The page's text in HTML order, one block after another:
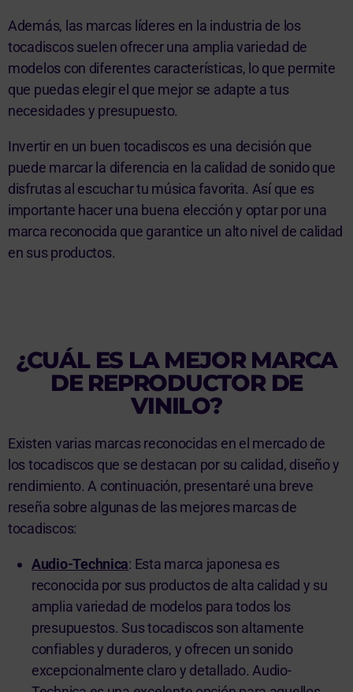
Además, las marcas líderes en la industria de los
tocadiscos suelen ofrecer una amplia variedad de
modelos con diferentes características, lo que permite
que puedas elegir el que mejor se adapte a tus
necesidades y presupuesto.
Invertir en un buen tocadiscos es una decisión que
puede marcar la diferencia en la calidad de sonido que
disfrutas al escuchar tu música favorita. Así que es
importante hacer una buena elección y optar por una
marca reconocida que garantice un alto nivel de calidad
en sus productos.
¿CUÁL ES LA MEJOR MARCA
DE REPRODUCTOR DE
VINILO?
Existen varias marcas reconocidas en el mercado de
los tocadiscos que se destacan por su calidad, diseño y
rendimiento. A continuación, presentaré una breve
reseña sobre algunas de las mejores marcas de
tocadiscos:
Audio-Technica: Esta marca japonesa es
reconocida por sus productos de alta calidad y su
amplia variedad de modelos para todos los
presupuestos. Sus tocadiscos son altamente
confiables y duraderos, y ofrecen un sonido
excepcionalmente claro y detallado. Audio-